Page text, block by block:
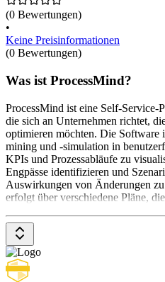
(0 Bewertungen)
•
Keine Preisinformationen
(0 Bewertungen)
Was ist ProcessMind?
ProcessMind ist eine Self-Service-
die sich an Unternehmen richtet,
optimieren möchten. Die Software
mining und -simulation in
KPIs und Prozessabläufe zu
Engpässe identifizieren und
Auswirkungen von Änderungen
erfolgt über verschiedene Pläne,